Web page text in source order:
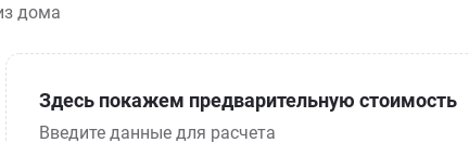
дома
Здесь покажем предварительную стоимость
Введите данные для расчета